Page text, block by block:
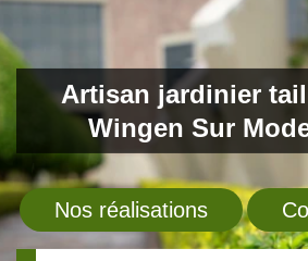
Artisan jardinier
Wingen Sur
Nos réalisations